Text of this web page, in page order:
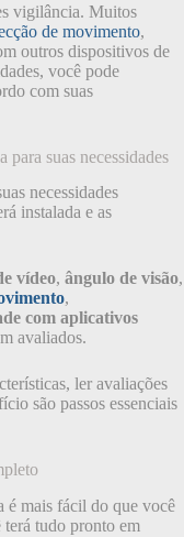
vigilância. Muitos
de movimento,
outros dispositivos de
você pode
com suas
suas necessidades
necessidades
instalada e as
vídeo, ângulo de visão,
,
com aplicativos
avaliados.
ler avaliações
são passos essenciais
é mais fácil do que você
tudo pronto em